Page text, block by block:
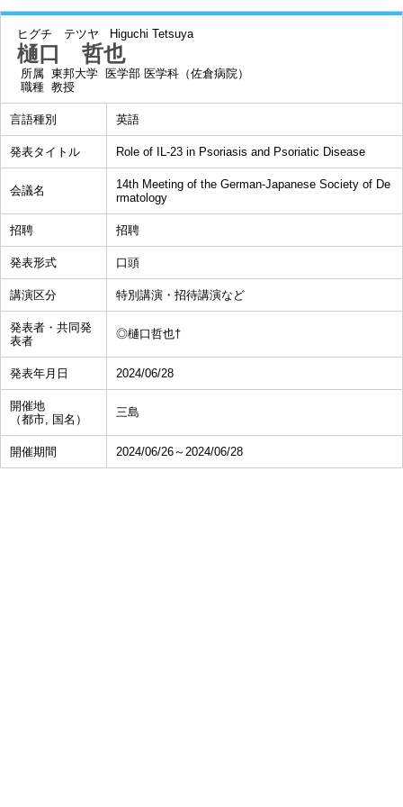
ヒグチ テツヤ Higuchi Tetsuya
樋口 哲也
所属 東邦大学 医学部 医学科（佐倉病院）
職種 教授
言語種別 英語
発表タイトル Role of IL-23 in Psoriasis and Psoriatic Disease
会議名
14th Meeting of the German-Japanese Society of De
rmatology
招聘 招聘
発表形式 口頭
講演区分 特別講演・招待講演など
発表者・共同発
表者
◎樋口哲也†
発表年月日 2024/06/28
開催地
（都市, 国名）
三島
開催期間 2024/06/26～2024/06/28